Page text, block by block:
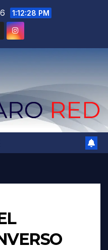
1:12:30 PM